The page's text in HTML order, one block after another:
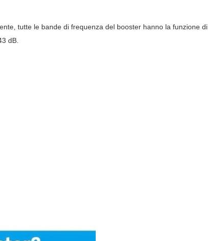
tutte le bande di frequenza del booster hanno la funzione di
dB.